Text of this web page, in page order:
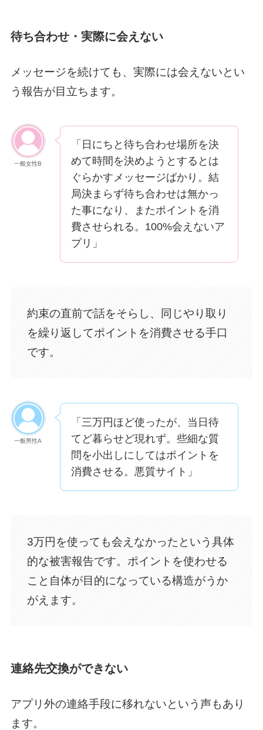
待ち合わせ・実際に会えない
メッセージを続けても、実際には会えないとい
う報告が目立ちます。
一般女性B
「日にちと待ち合わせ場所を決
めて時間を決めようとするとは
ぐらかすメッセージばかり。結
局決まらず待ち合わせは無かっ
た事になり、またポイントを消
費させられる。100%会えないア
プリ」
約束の直前で話をそらし、同じやり取り
を繰り返してポイントを消費させる手口
です。
一般男性A
「三万円ほど使ったが、当日待
てど暮らせど現れず。些細な質
問を小出しにしてはポイントを
消費させる。悪質サイト」
3万円を使っても会えなかったという具体
的な被害報告です。ポイントを使わせる
こと自体が目的になっている構造がうか
がえます。
連絡先交換ができない
アプリ外の連絡手段に移れないという声もあり
ます。